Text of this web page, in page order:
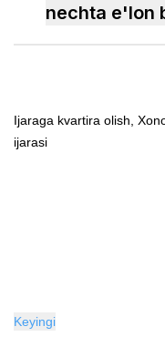
nechta e'lon
Ijaraga kvartira olish,
ijarasi
Keyingi